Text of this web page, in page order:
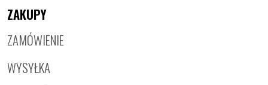
ZAKUPY
ZAMÓWIENIE
WYSYŁKA